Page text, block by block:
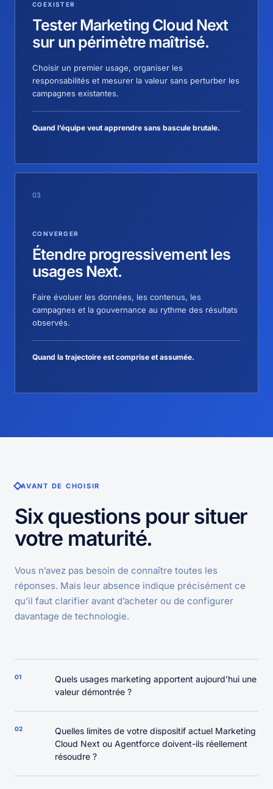
COEXISTER
Tester Marketing Cloud Next
sur un périmètre maîtrisé.
Choisir un premier usage, organiser les
responsabilités et mesurer la valeur sans perturber les
campagnes existantes.
Quand l’équipe veut apprendre sans bascule brutale.
03
CONVERGER
Étendre progressivement les
usages Next.
Faire évoluer les données, les contenus, les
campagnes et la gouvernance au rythme des résultats
observés.
Quand la trajectoire est comprise et assumée.
AVANT DE CHOISIR
Six questions pour situer
votre maturité.
Vous n’avez pas besoin de connaître toutes les
réponses. Mais leur absence indique précisément ce
qu’il faut clarifier avant d’acheter ou de configurer
davantage de technologie.
01
Quels usages marketing apportent aujourd’hui une
valeur démontrée ?
02
Quelles limites de votre dispositif actuel Marketing
Cloud Next ou Agentforce doivent-ils réellement
résoudre ?